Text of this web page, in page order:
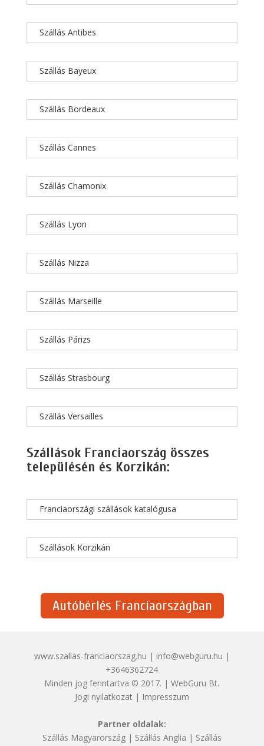
Szállás Antibes
Szállás Bayeux
Szállás Bordeaux
Szállás Cannes
Szállás Chamonix
Szállás Lyon
Szállás Nizza
Szállás Marseille
Szállás Párizs
Szállás Strasbourg
Szállás Versailles
Szállások Franciaország összes
településén és Korzikán:
Franciaországi szállások katalógusa
Szállások Korzikán
Autóbérlés Franciaországban
www.szallas-franciaorszag.hu | info@webguru.hu |
+3646362724
Minden jog fenntartva © 2017. | WebGuru Bt.
Jogi nyilatkozat| Impresszum
Partner oldalak:
Szállás Magyarország| Szállás Anglia | Szállás